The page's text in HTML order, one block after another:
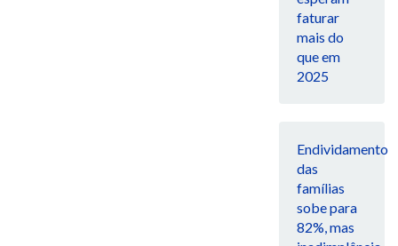
faturar
mais do
que em
2025
Endividamento
das
famílias
sobe para
82%, mas